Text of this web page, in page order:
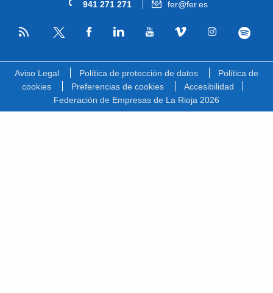
941 271 271 fer@fer.es
RSS
Aviso Legal Política de protección de datos
Política de
cookies
Preferencias de cookies
Accesibilidad
Federación de Empresas de La Rioja 2026